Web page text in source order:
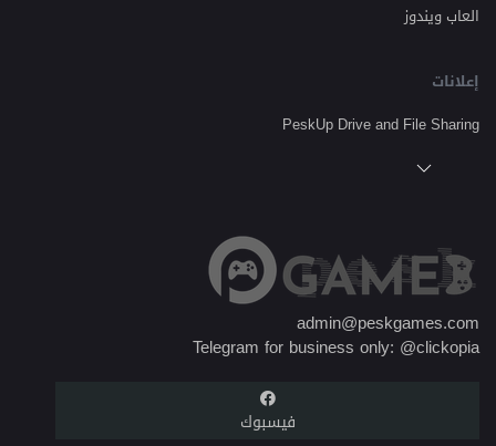
العاب ويندوز
إعلانات
PeskUp Drive and File Sharing
admin@peskgames.com
Telegram for business only: @clickopia
فيسبوك